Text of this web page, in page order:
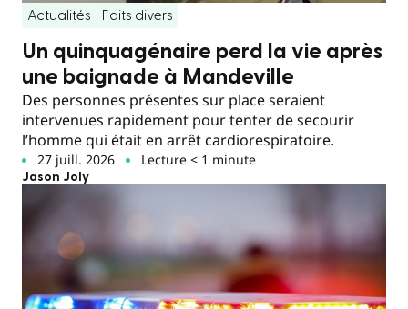
Actualités Faits divers
Un quinquagénaire perd la vie après
une baignade à Mandeville
Des personnes présentes sur place seraient
intervenues rapidement pour tenter de secourir
l’homme qui était en arrêt cardiorespiratoire.
27 juill. 2026 Lecture < 1 minute
Jason Joly